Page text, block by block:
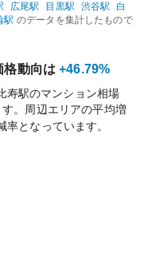
広尾駅 目黒駅 渋谷駅
白
駅 のデータを集計したもので
格動向は +46.79%
寿駅のマンション相場
。周辺エリアの平均増
率となっています。